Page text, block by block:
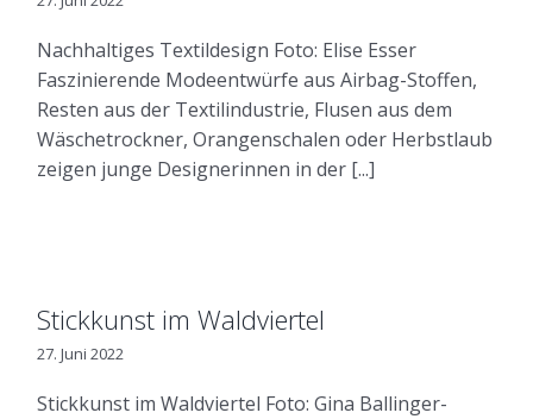
Nachhaltiges Textildesign Foto: Elise Esser
Faszinierende Modeentwürfe aus Airbag-Stoffen,
Resten aus der Textilindustrie, Flusen aus dem
Wäschetrockner, Orangenschalen oder Herbstlaub
zeigen junge Designerinnen in der [...]
Stickkunst im Waldviertel
27. Juni 2022
Stickkunst im Waldviertel Foto: Gina Ballinger-